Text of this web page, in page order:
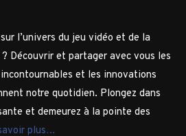
l’univers du jeu vidéo et de la
Découvrir et partager avec vous les
et les innovations
notre quotidien. Plongez dans
et demeurez à la pointe des
plus…